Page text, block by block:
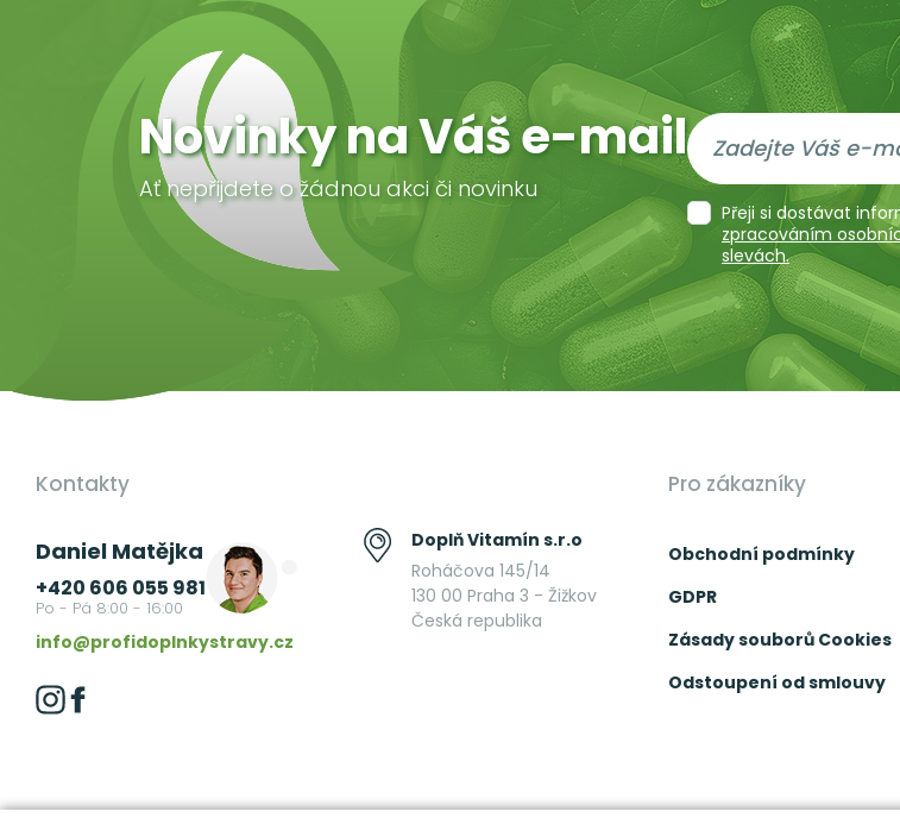
Novinky na Váš e-mail
Ať nepřijdete o žádnou akci či novinku
Přeji si dostávat
zpracováním
slevách.
Kontakty
Daniel Matějka
+420 606 055 981
Po - Pá 8:00 - 16:00
info@profidoplnkystravy.cz
Doplň Vitamín s.r.o
Roháčova 145/14
130 00 Praha 3 - Žižkov
Česká republika
Pro zákazníky
Obchodní podmínky
GDPR
Zásady souborů Cookies
Odstoupení od smlouvy